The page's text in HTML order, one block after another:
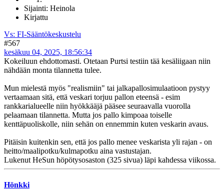
Sijainti: Heinola
Kirjattu
Vs: FI-Sääntökeskustelu
#567
kesäkuu 04, 2025, 18:56:34
Kokeiluun ehdottomasti. Otetaan Purtsi testiin tää kesäliigaan niin
nähdään monta tilannetta tulee.
Mun mielestä myös "realismiin" tai jalkapallosimulaatioon pystyy
vertaamaan sitä, että veskari torjuu pallon eteensä - esim
rankkarialueelle niin hyökkääjä pääsee seuraavalla vuorolla
pelaamaan tilannetta. Mutta jos pallo kimpoaa toiselle
kenttäpuoliskolle, niin sehän on ennemmin kuten veskarin avaus.
Pitäisin kuitenkin sen, että jos pallo menee veskarista yli rajan - on
heitto/maalipotku/kulmapotku aina vastustajan.
Lukenut HeSun höpötysosaston (325 sivua) läpi kahdessa viikossa.
Hönkki